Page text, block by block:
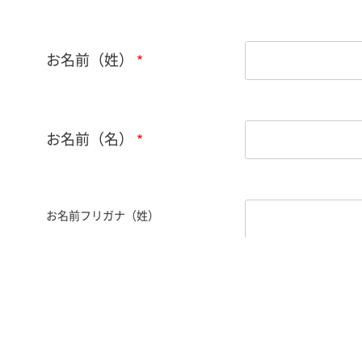
お名前（姓）
お名前（名）
お名前フリガナ（姓）